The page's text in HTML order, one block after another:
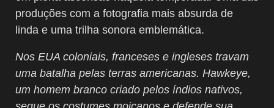
produções com a fotografia mais absurda de
linda e uma trilha sonora emblemática.
Nos EUA coloniais, franceses e ingleses travam
uma batalha pelas terras americanas. Hawkeye,
um homem branco criado pelos índios nativos,